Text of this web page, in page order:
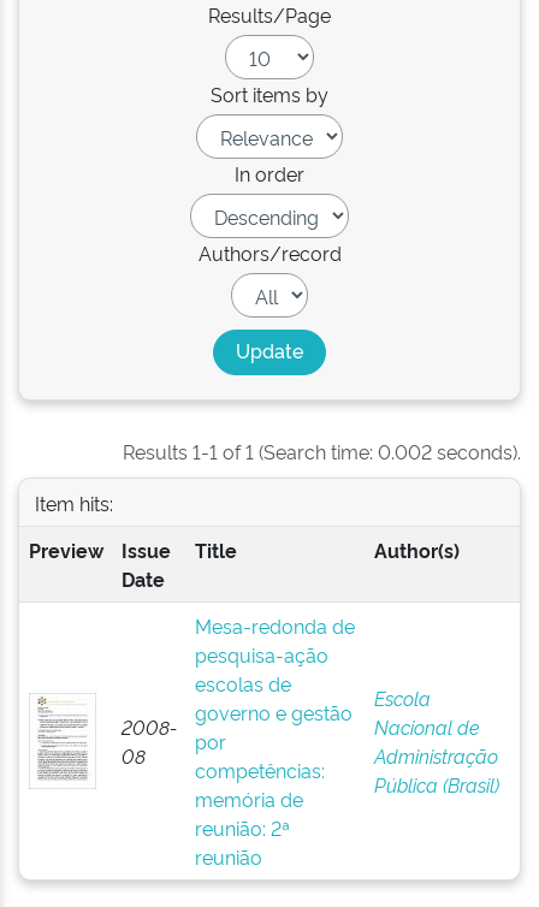
Results/Page
Sort items by
In order
Authors/record
Results 1-1 of 1 (Search time: 0.002 seconds).
Item hits:
Preview
Issue
Date
Title Author(s)
2008-
08
Mesa-redonda de
pesquisa-ação
escolas de
governo e gestão
por
competências:
memória de
reunião: 2ª
reunião
Escola
Nacional de
Administração
Pública (Brasil)